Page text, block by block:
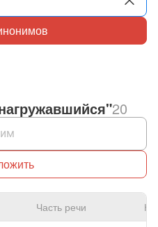
20
Часть речи